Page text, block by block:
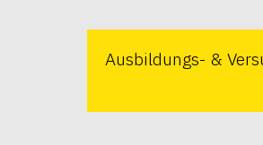
Ausbildungs- &